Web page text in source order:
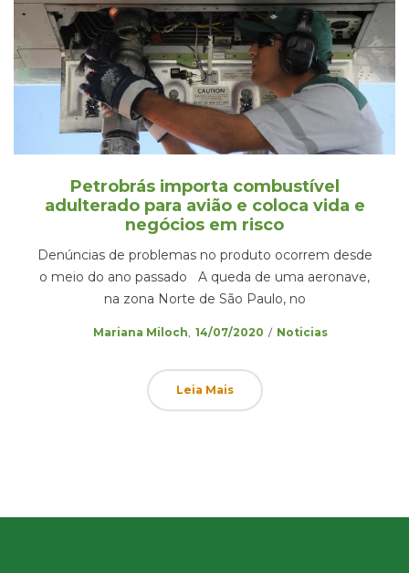
Petrobrás importa combustível
adulterado para avião e coloca vida e
negócios em risco
Denúncias de problemas no produto ocorrem desde
o meio do ano passado A queda de uma aeronave,
na zona Norte de São Paulo, no
Mariana Miloch Posted
14/07/2020
Posted
Noticias
Leia Mais